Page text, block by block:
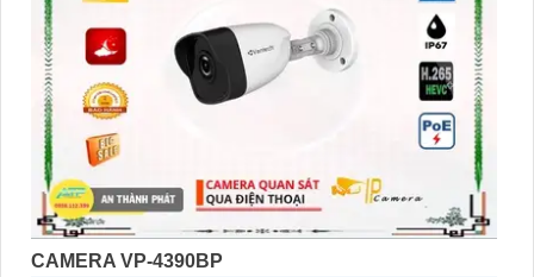
CAMERA VP-4390BP